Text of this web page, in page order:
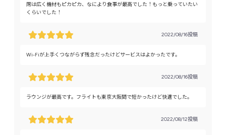
席は広く機材もピカピカ、なにより食事が最高でした！もっと乗っていたい
くらいでした！
2022/08/16投稿
Wi-Fiが上手くつながらず残念だったけどサービスはよかったです。
2022/08/16投稿
ラウンジが最高です。フライトも東京大阪間で短かったけど快適でした。
2022/08/12投稿